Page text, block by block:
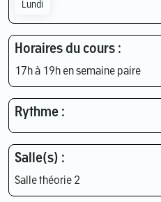
Lundi
Horaires du cours :
17h à 19h en semaine paire
Rythme :
Salle(s) :
Salle théorie 2